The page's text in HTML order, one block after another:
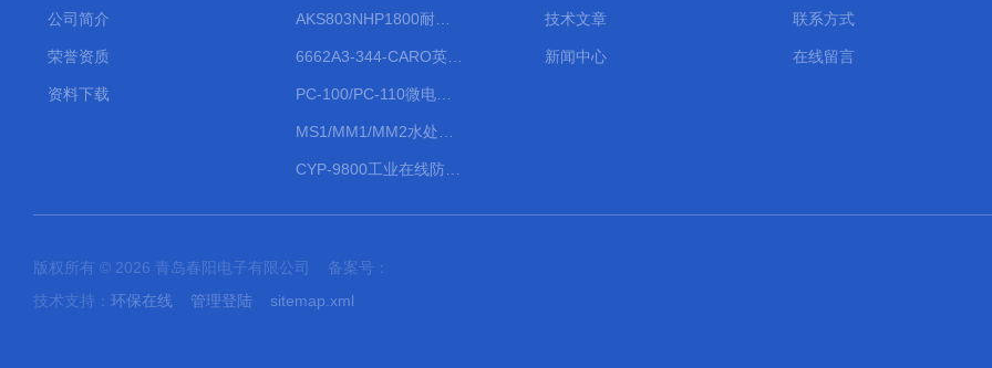
公司简介
荣誉资质
资料下载
技术文章
新闻中心
联系方式
在线留言
版权所有 © 2026 青岛春阳电子有限公司 备案号：
技术支持： 环保在线 管理登陆 sitemap.xml